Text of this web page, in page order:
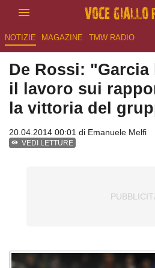
NOTIZIE MAGAZINE TMW RADIO
De Rossi:
il lavoro sui
la vittoria del
20.04.2014 00:01 di Emanuele Melfi
VEDI LETTURE